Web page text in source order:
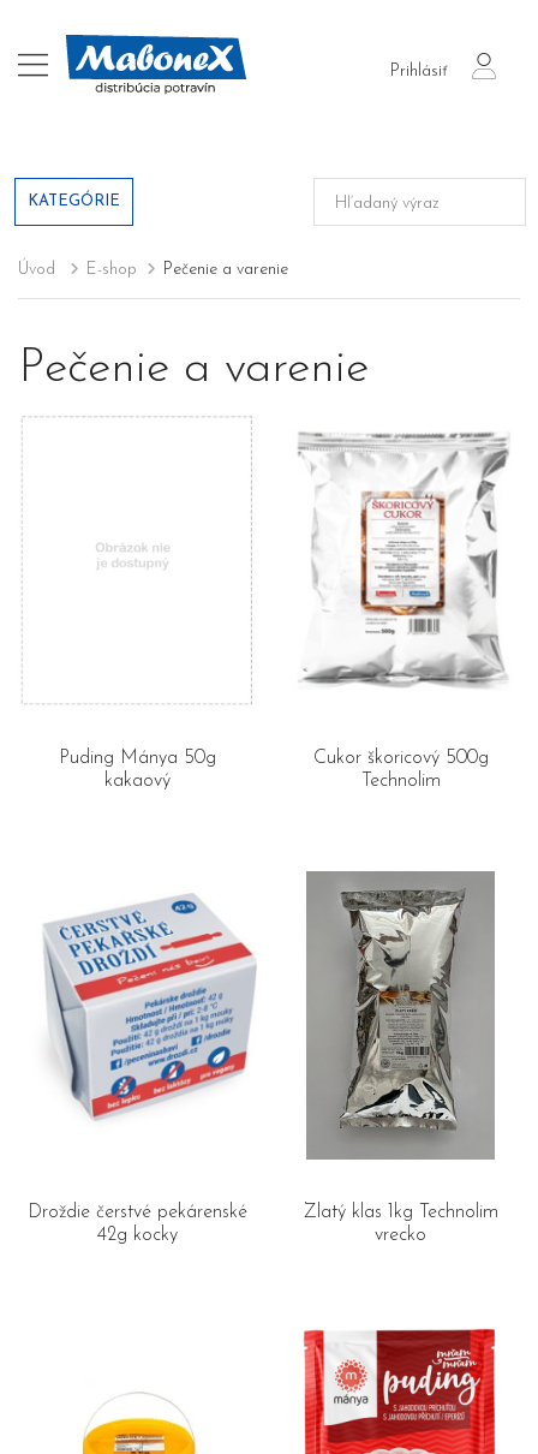
Prihlásiť
login
KATEGÓRIE
Úvod E-shop Pečenie a varenie
Pečenie a varenie
Puding Mánya 50g
kakaový
Cukor škoricový 500g
Technolim
Droždie čerstvé pekárenské
42g kocky
Zlatý klas 1kg Technolim
vrecko